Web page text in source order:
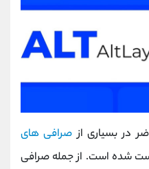
صرافی‌ های
شده است. از جمله صرافی